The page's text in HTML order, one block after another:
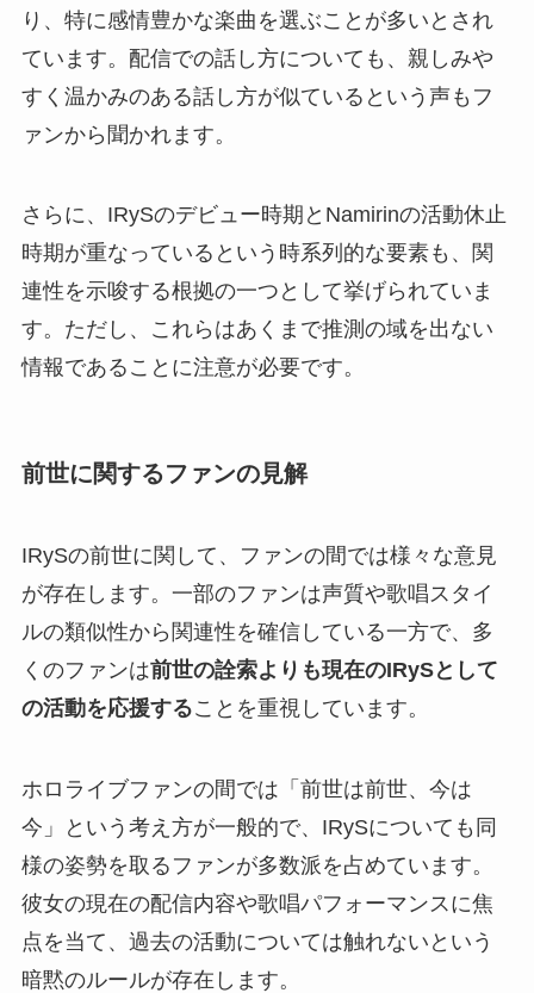
り、特に感情豊かな楽曲を選ぶことが多いとされ
ています。配信での話し方についても、親しみや
すく温かみのある話し方が似ているという声もフ
ァンから聞かれます。
さらに、IRySのデビュー時期とNamirinの活動休止
時期が重なっているという時系列的な要素も、関
連性を示唆する根拠の一つとして挙げられていま
す。ただし、これらはあくまで推測の域を出ない
情報であることに注意が必要です。
前世に関するファンの見解
IRySの前世に関して、ファンの間では様々な意見
が存在します。一部のファンは声質や歌唱スタイ
ルの類似性から関連性を確信している一方で、多
くのファンは前世の詮索よりも現在のIRySとして
の活動を応援することを重視しています。
ホロライブファンの間では「前世は前世、今は
今」という考え方が一般的で、IRySについても同
様の姿勢を取るファンが多数派を占めています。
彼女の現在の配信内容や歌唱パフォーマンスに焦
点を当て、過去の活動については触れないという
暗黙のルールが存在します。